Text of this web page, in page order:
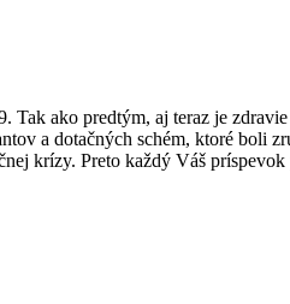
ako predtým, aj teraz je
a dotačných schém, ktoré boli
krízy. Preto každý Váš